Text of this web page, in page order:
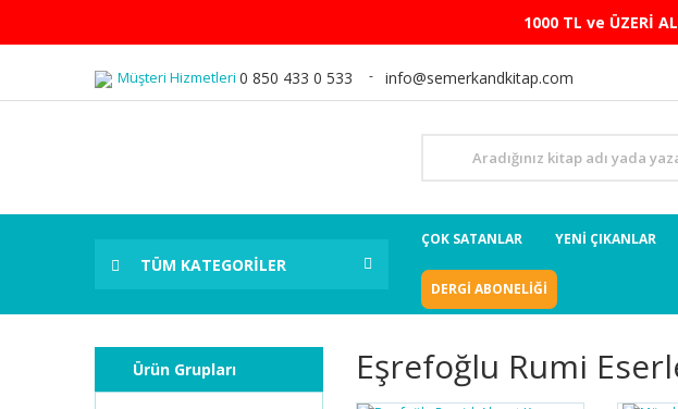
1000 TL ve ÜZERİ
Müşteri Hizmetleri 0 850 433 0 533 info@semerkandkitap.com
TÜM KATEGORİLER
ÇOK SATANLAR YENİ ÇIKANLAR
DERGİ ABONELİĞİ
Ürün Grupları Eşrefoğlu Rumi